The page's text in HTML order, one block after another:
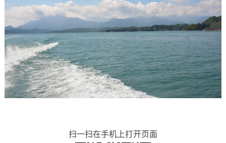
扫一扫在手机上打开页面